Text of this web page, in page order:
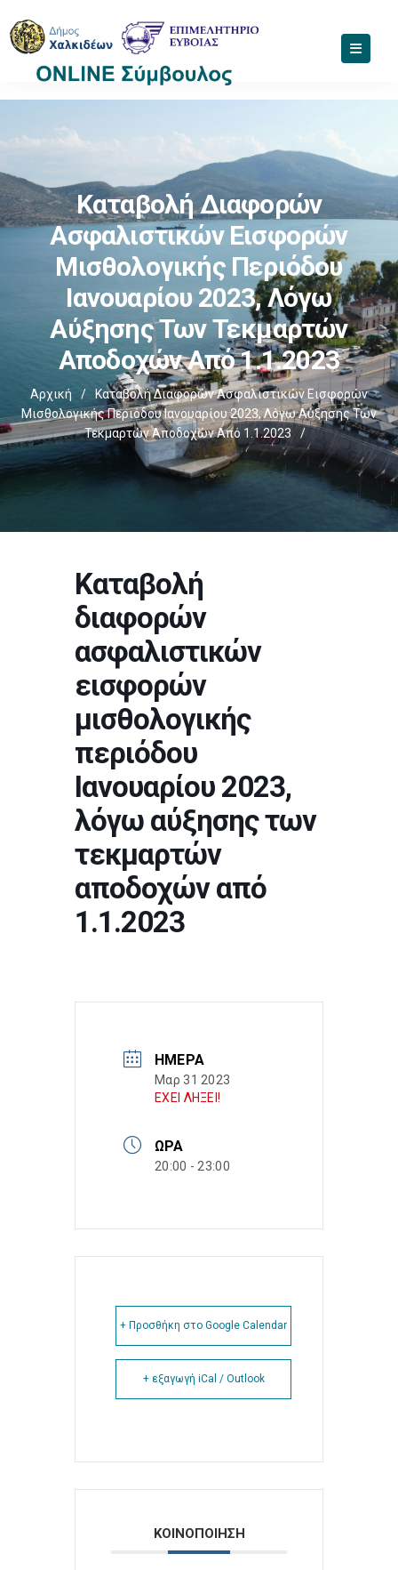
Καταβολή Διαφορών
Ασφαλιστικών Εισφορών
Μισθολογικής Περιόδου
Ιανουαρίου 2023, Λόγω
Αύξησης Των Τεκμαρτών
Αποδοχών Από 1.1.2023
Αρχική /
Καταβολή Διαφορών Ασφαλιστικών Εισφορών
Μισθολογικής Περιόδου Ιανουαρίου 2023, Λόγω Αύξησης Των
Τεκμαρτών Αποδοχών Από 1.1.2023
/
Καταβολή
διαφορών
ασφαλιστικών
εισφορών
μισθολογικής
περιόδου
Ιανουαρίου 2023,
λόγω αύξησης των
τεκμαρτών
αποδοχών από
1.1.2023
ΗΜΈΡΑ
Μαρ 31 2023
ΕΧΕΙ ΛΗΞΕΙ!
ΏΡΑ
20:00 - 23:00
+ Προσθήκη στο Google Calendar
+ εξαγωγή iCal / Outlook
ΚΟΙΝΟΠΟΙΗΣΗ